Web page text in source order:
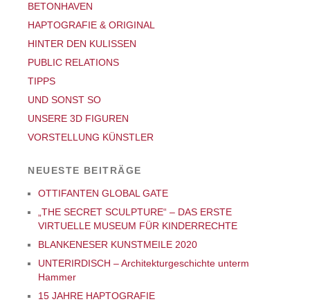
BETONHAVEN
HAPTOGRAFIE & ORIGINAL
HINTER DEN KULISSEN
PUBLIC RELATIONS
TIPPS
UND SONST SO
UNSERE 3D FIGUREN
VORSTELLUNG KÜNSTLER
NEUESTE BEITRÄGE
OTTIFANTEN GLOBAL GATE
„THE SECRET SCULPTURE“ – DAS ERSTE
VIRTUELLE MUSEUM FÜR KINDERRECHTE
BLANKENESER KUNSTMEILE 2020
UNTERIRDISCH – Architekturgeschichte unterm
Hammer
15 JAHRE HAPTOGRAFIE